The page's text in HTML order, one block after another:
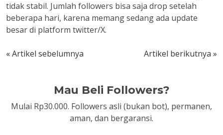
tidak stabil. Jumlah followers bisa saja drop setelah
beberapa hari, karena memang sedang ada update
besar di platform twitter/X.
« Artikel sebelumnya Artikel berikutnya »
Mau Beli Followers?
Mulai Rp30.000. Followers asli (bukan bot), permanen,
aman, dan bergaransi.